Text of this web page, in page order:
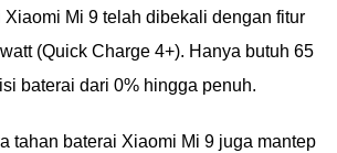
Xiaomi Mi 9 telah dibekali dengan fitur
(Quick Charge 4+). Hanya butuh 65
baterai dari 0% hingga penuh.
tahan baterai Xiaomi Mi 9 juga mantep